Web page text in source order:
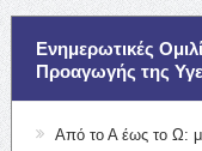
Ενημερωτικές
Προαγωγής της
Από το Α έως το Ω: